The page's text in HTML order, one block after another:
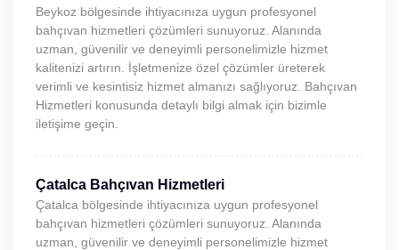
Beykoz bölgesinde ihtiyacınıza uygun profesyonel
bahçıvan hizmetleri çözümleri sunuyoruz. Alanında
uzman, güvenilir ve deneyimli personelimizle hizmet
kalitenizi artırın. İşletmenize özel çözümler üreterek
verimli ve kesintisiz hizmet almanızı sağlıyoruz. Bahçıvan
Hizmetleri konusunda detaylı bilgi almak için bizimle
iletişime geçin.
Çatalca Bahçıvan Hizmetleri
Çatalca bölgesinde ihtiyacınıza uygun profesyonel
bahçıvan hizmetleri çözümleri sunuyoruz. Alanında
uzman, güvenilir ve deneyimli personelimizle hizmet